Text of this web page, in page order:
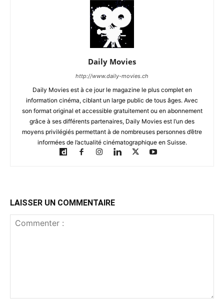
Daily Movies
http://www.daily-movies.ch
Daily Movies est à ce jour le magazine le plus complet en
information cinéma, ciblant un large public de tous âges. Avec
son format original et accessible gratuitement ou en abonnement
grâce à ses différents partenaires, Daily Movies est l’un des
moyens privilégiés permettant à de nombreuses personnes d’être
informées de l’actualité cinématographique en Suisse.
LAISSER UN COMMENTAIRE